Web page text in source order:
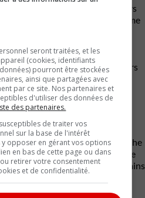
la situation : plusieurs
reviendrait sous une forme
de la décennie. Reposant
EV, cet éventuel Escape
moderne, une meilleure
réduits. Il deviendrait alors
menaçant pour le Mach-E.
UN PIONNIER?
le Mustang Mach-E incarnait
utilisation controversée du
débats passionnés, mais le
une clientèle à la recherche
et distinctif. Aujourd’hui, le
de la demande pour certains
chinois et la
poussent Ford à revoir
seront traitées, et les
(cookies, identifiants
pourront être stockées
ainsi que partagées avec
par ce site. Nos partenaires et
d'utiliser des données de
des partenaires.
de traiter vos
sur la base de l'intérêt
y opposer en gérant vos options
en bas de cette page ou dans
retirer votre consentement
et de confidentialité.